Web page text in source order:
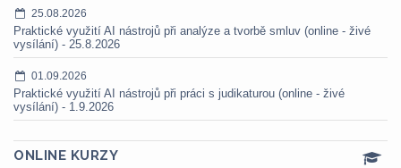
25.08.2026
Praktické využití AI nástrojů při analýze a tvorbě smluv (online - živé
vysílání) - 25.8.2026
01.09.2026
Praktické využití AI nástrojů při práci s judikaturou (online - živé
vysílání) - 1.9.2026
ONLINE KURZY